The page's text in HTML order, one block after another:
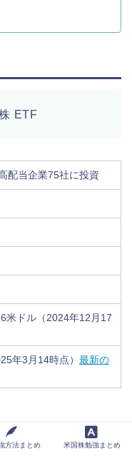
ETF
配当企業75社に投資
米ドル（2024年12月17
年3月14時点） 最新の
方法まとめ 米国株勉強まとめ